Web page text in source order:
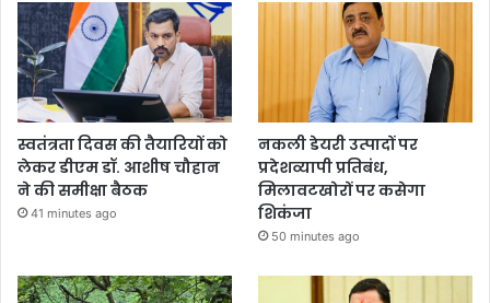
स्वतंत्रता दिवस की तैयारियों को
लेकर डीएम डॉ. आशीष चौहान
ने की समीक्षा बैठक
41 minutes ago
नकली डेयरी उत्पादों पर
प्रदेशव्यापी प्रतिबंध,
मिलावटखोरों पर कसेगा
शिकंजा
50 minutes ago